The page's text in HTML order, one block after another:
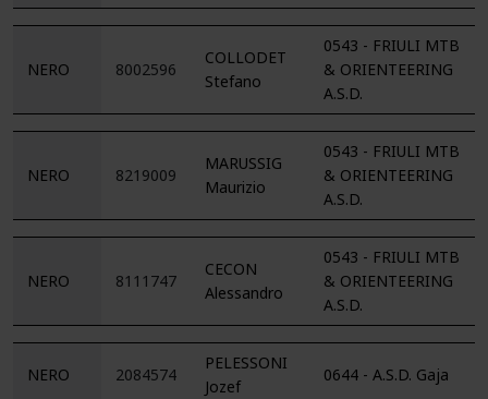
NERO 8002596
COLLODET
Stefano
0543 - FRIULI MTB
& ORIENTEERING
A.S.D.
NERO 8219009
MARUSSIG
Maurizio
0543 - FRIULI MTB
& ORIENTEERING
A.S.D.
NERO 8111747
CECON
Alessandro
0543 - FRIULI MTB
& ORIENTEERING
A.S.D.
NERO 2084574
PELESSONI
Jozef
0644 - A.S.D. Gaja